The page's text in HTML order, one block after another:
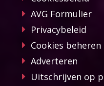
AVG Formulier
Privacybeleid
Cookies beheren
Adverteren
Uitschrijven op